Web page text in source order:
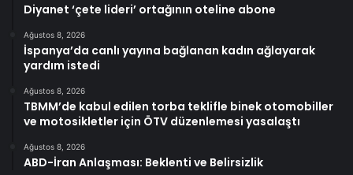
Diyanet ‘çete lideri’ ortağının oteline abone
Ağustos 8, 2026
İspanya’da canlı yayına bağlanan kadın ağlayarak
yardım istedi
Ağustos 8, 2026
TBMM’de kabul edilen torba teklifle binek otomobiller
ve motosikletler için ÖTV düzenlemesi yasalaştı
Ağustos 8, 2026
ABD-İran Anlaşması: Beklenti ve Belirsizlik